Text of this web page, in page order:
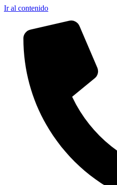
Ir al contenido